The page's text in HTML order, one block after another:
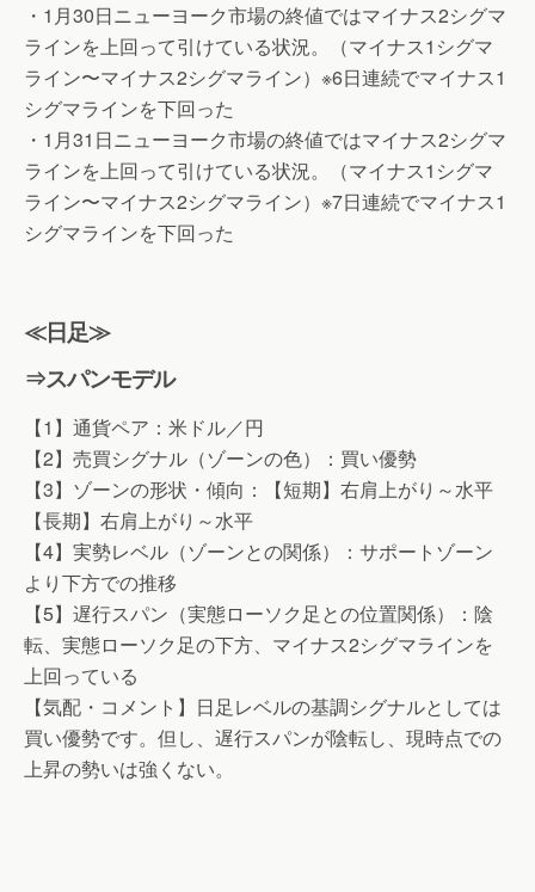
・1月30日ニューヨーク市場の終値ではマイナス2シグマ
ラインを上回って引けている状況。（マイナス1シグマ
ライン〜マイナス2シグマライン）※6日連続でマイナス1
シグマラインを下回った
・1月31日ニューヨーク市場の終値ではマイナス2シグマ
ラインを上回って引けている状況。（マイナス1シグマ
ライン〜マイナス2シグマライン）※7日連続でマイナス1
シグマラインを下回った
≪日足≫
⇒スパンモデル
【1】通貨ペア：米ドル／円
【2】売買シグナル（ゾーンの色）：買い優勢
【3】ゾーンの形状・傾向：【短期】右肩上がり～水平
【長期】右肩上がり～水平
【4】実勢レベル（ゾーンとの関係）：サポートゾーン
より下方での推移
【5】遅行スパン（実態ローソク足との位置関係）：陰
転、実態ローソク足の下方、マイナス2シグマラインを
上回っている
【気配・コメント】日足レベルの基調シグナルとしては
買い優勢です。但し、遅行スパンが陰転し、現時点での
上昇の勢いは強くない。